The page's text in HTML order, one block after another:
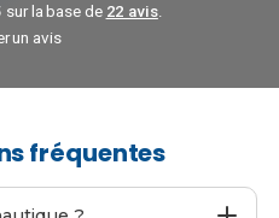
sur la base de 22 avis.
un avis
fréquentes